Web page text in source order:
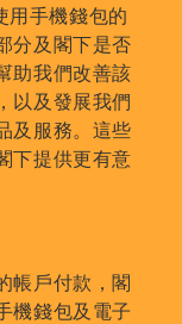
手機錢包的
分及閣下是否
助我們改善該
以及發展我們
及服務。這些
下提供更有意
帳戶付款，閣
機錢包及電子